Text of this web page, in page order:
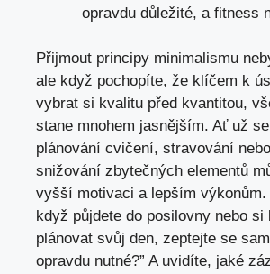
opravdu důležité, a fitness
Přijmout principy minimalismu
ale když pochopíte, že klíčem k
vybrat si kvalitu před kvantitou,
stane mnohem jasnějším. Ať už
plánování cvičení, stravování
snižování zbytečných elementů
vyšší motivaci a lepším výkonům.
když půjdete do posilovny nebo si
plánovat svůj den, zeptejte se
opravdu nutné?” A uvidíte, jaké